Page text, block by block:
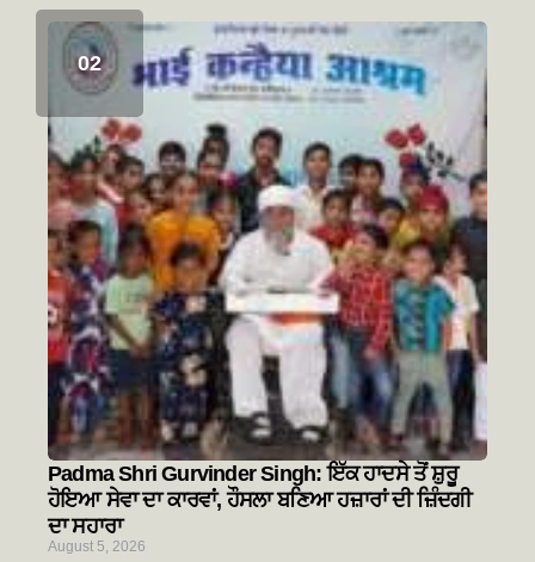
Padma Shri Gurvinder Singh: ਇੱਕ ਹਾਦਸੇ ਤੋਂ ਸ਼ੁਰੂ
ਹੋਇਆ ਸੇਵਾ ਦਾ ਕਾਰਵਾਂ, ਹੌਸਲਾ ਬਣਿਆ ਹਜ਼ਾਰਾਂ ਦੀ ਜ਼ਿੰਦਗੀ
ਦਾ ਸਹਾਰਾ
August 5, 2026